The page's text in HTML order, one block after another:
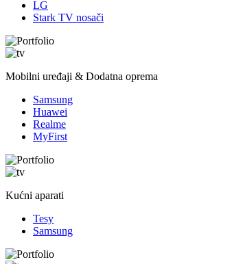
LG
Stark TV nosači
Mobilni uređaji & Dodatna oprema
Samsung
Huawei
Realme
MyFirst
Kućni aparati
Tesy
Samsung